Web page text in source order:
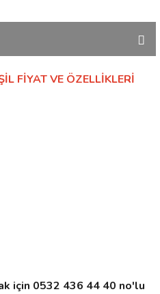
FİYAT VE ÖZELLİKLERİ
için 0532 436 44 40 no'lu